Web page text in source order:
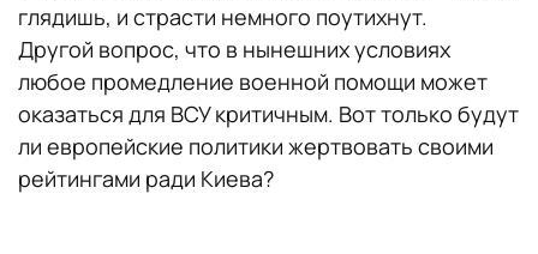
глядишь, и страсти немного поутихнут.
Другой вопрос, что в нынешних условиях
любое промедление военной помощи может
оказаться для ВСУ критичным. Вот только будут
ли европейские политики жертвовать своими
рейтингами ради Киева?